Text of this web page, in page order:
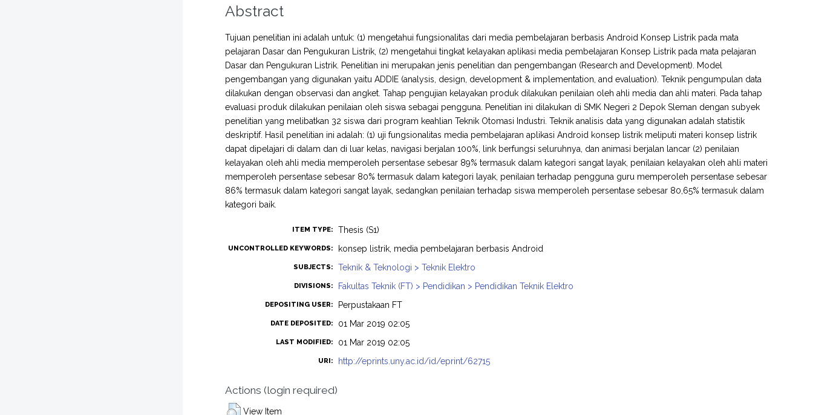
Abstract
Tujuan penelitian ini adalah untuk: (1) mengetahui fungsionalitas dari media pembelajaran berbasis Android Konsep Listrik pada mata
pelajaran Dasar dan Pengukuran Listrik, (2) mengetahui tingkat kelayakan aplikasi media pembelajaran Konsep Listrik pada mata pelajaran
Dasar dan Pengukuran Listrik. Penelitian ini merupakan jenis penelitian dan pengembangan (Research and Development). Model
pengembangan yang digunakan yaitu ADDIE (analysis, design, development & implementation, and evaluation). Teknik pengumpulan data
dilakukan dengan observasi dan angket. Tahap pengujian kelayakan produk dilakukan penilaian oleh ahli media dan ahli materi. Pada tahap
evaluasi produk dilakukan penilaian oleh siswa sebagai pengguna. Penelitian ini dilakukan di SMK Negeri 2 Depok Sleman dengan subyek
penelitian yang melibatkan 32 siswa dari program keahlian Teknik Otomasi Industri. Teknik analisis data yang digunakan adalah statistik
deskriptif. Hasil penelitian ini adalah: (1) uji fungsionalitas media pembelajaran aplikasi Android konsep listrik meliputi materi konsep listrik
dapat dipelajari di dalam dan di luar kelas, navigasi berjalan 100%, link berfungsi seluruhnya, dan animasi berjalan lancar (2) penilaian
kelayakan oleh ahli media memperoleh persentase sebesar 89% termasuk dalam kategori sangat layak, penilaian kelayakan oleh ahli materi
memperoleh persentase sebesar 80% termasuk dalam kategori layak, penilaian terhadap pengguna guru memperoleh persentase sebesar
86% termasuk dalam kategori sangat layak, sedangkan penilaian terhadap siswa memperoleh persentase sebesar 80,65% termasuk dalam
kategori baik.
ITEM TYPE: Thesis (S1)
UNCONTROLLED KEYWORDS: konsep listrik, media pembelajaran berbasis Android
SUBJECTS: Teknik & Teknologi > Teknik Elektro
DIVISIONS: Fakultas Teknik (FT) > Pendidikan > Pendidikan Teknik Elektro
DEPOSITING USER: Perpustakaan FT
DATE DEPOSITED: 01 Mar 2019 02:05
LAST MODIFIED: 01 Mar 2019 02:05
URI: http://eprints.uny.ac.id/id/eprint/62715
Actions (login required)
View Item